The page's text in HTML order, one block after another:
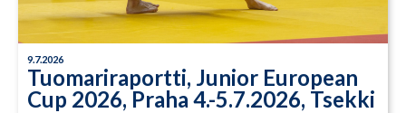
9.7.2026
Tuomariraportti, Junior European
Cup 2026, Praha 4.-5.7.2026, Tsekki